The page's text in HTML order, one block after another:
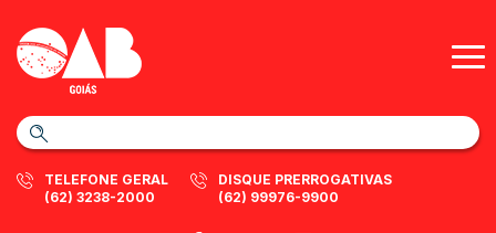
TELEFONE GERAL
(62) 3238-2000
DISQUE PRERROGATIVAS
(62) 99976-9900